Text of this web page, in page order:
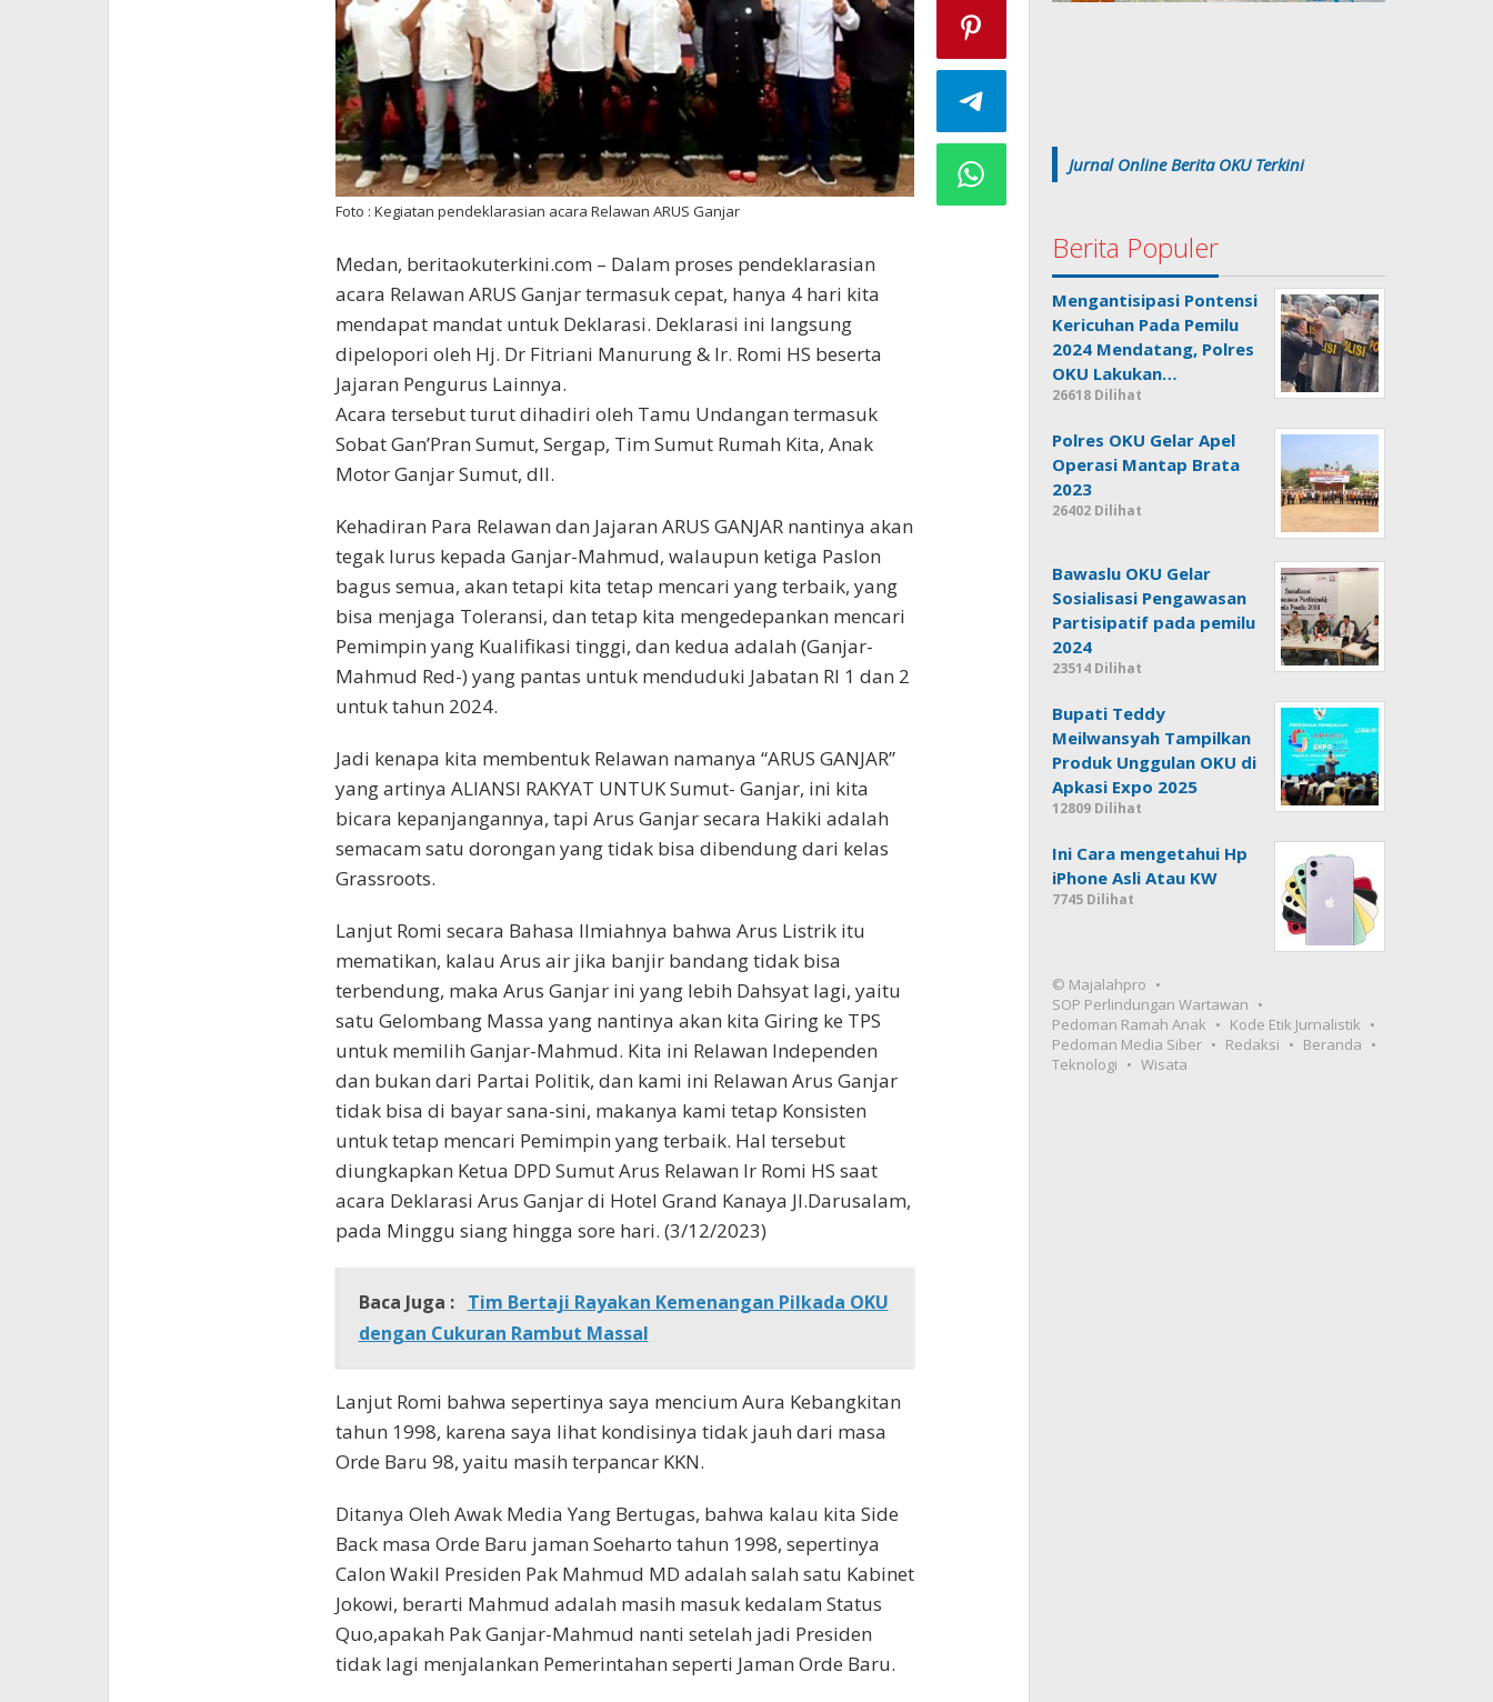
Foto : Kegiatan pendeklarasian acara Relawan ARUS Ganjar
Medan, beritaokuterkini.com – Dalam proses pendeklarasian
acara Relawan ARUS Ganjar termasuk cepat, hanya 4 hari kita
mendapat mandat untuk Deklarasi. Deklarasi ini langsung
dipelopori oleh Hj. Dr Fitriani Manurung & Ir. Romi HS beserta
Jajaran Pengurus Lainnya.
Acara tersebut turut dihadiri oleh Tamu Undangan termasuk
Sobat Gan’Pran Sumut, Sergap, Tim Sumut Rumah Kita, Anak
Motor Ganjar Sumut, dll.
Kehadiran Para Relawan dan Jajaran ARUS GANJAR nantinya akan
tegak lurus kepada Ganjar-Mahmud, walaupun ketiga Paslon
bagus semua, akan tetapi kita tetap mencari yang terbaik, yang
bisa menjaga Toleransi, dan tetap kita mengedepankan mencari
Pemimpin yang Kualifikasi tinggi, dan kedua adalah (Ganjar-
Mahmud Red-) yang pantas untuk menduduki Jabatan RI 1 dan 2
untuk tahun 2024.
Jadi kenapa kita membentuk Relawan namanya “ARUS GANJAR”
yang artinya ALIANSI RAKYAT UNTUK Sumut- Ganjar, ini kita
bicara kepanjangannya, tapi Arus Ganjar secara Hakiki adalah
semacam satu dorongan yang tidak bisa dibendung dari kelas
Grassroots.
Lanjut Romi secara Bahasa Ilmiahnya bahwa Arus Listrik itu
mematikan, kalau Arus air jika banjir bandang tidak bisa
terbendung, maka Arus Ganjar ini yang lebih Dahsyat lagi, yaitu
satu Gelombang Massa yang nantinya akan kita Giring ke TPS
untuk memilih Ganjar-Mahmud. Kita ini Relawan Independen
dan bukan dari Partai Politik, dan kami ini Relawan Arus Ganjar
tidak bisa di bayar sana-sini, makanya kami tetap Konsisten
untuk tetap mencari Pemimpin yang terbaik. Hal tersebut
diungkapkan Ketua DPD Sumut Arus Relawan Ir Romi HS saat
acara Deklarasi Arus Ganjar di Hotel Grand Kanaya Jl.Darusalam,
pada Minggu siang hingga sore hari. (3/12/2023)
Baca Juga : Tim Bertaji Rayakan Kemenangan Pilkada OKU
dengan Cukuran Rambut Massal
Lanjut Romi bahwa sepertinya saya mencium Aura Kebangkitan
tahun 1998, karena saya lihat kondisinya tidak jauh dari masa
Orde Baru 98, yaitu masih terpancar KKN.
Ditanya Oleh Awak Media Yang Bertugas, bahwa kalau kita Side
Back masa Orde Baru jaman Soeharto tahun 1998, sepertinya
Calon Wakil Presiden Pak Mahmud MD adalah salah satu Kabinet
Jokowi, berarti Mahmud adalah masih masuk kedalam Status
Quo,apakah Pak Ganjar-Mahmud nanti setelah jadi Presiden
tidak lagi menjalankan Pemerintahan seperti Jaman Orde Baru.
Jurnal Online Berita OKU Terkini
Berita Populer
Mengantisipasi Pontensi
Kericuhan Pada Pemilu
2024 Mendatang, Polres
OKU Lakukan…
26618 Dilihat
Polres OKU Gelar Apel
Operasi Mantap Brata
2023
26402 Dilihat
Bawaslu OKU Gelar
Sosialisasi Pengawasan
Partisipatif pada pemilu
2024
23514 Dilihat
Bupati Teddy
Meilwansyah Tampilkan
Produk Unggulan OKU di
Apkasi Expo 2025
12809 Dilihat
Ini Cara mengetahui Hp
iPhone Asli Atau KW
7745 Dilihat
© Majalahpro
SOP Perlindungan Wartawan
Pedoman Ramah Anak
Kode Etik Jurnalistik
Pedoman Media Siber
Redaksi
Beranda
Teknologi
Wisata